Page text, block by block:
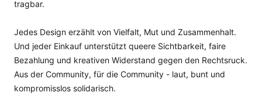
tragbar.
Jedes Design erzählt von Vielfalt, Mut und Zusammenhalt.
Und jeder Einkauf unterstützt queere Sichtbarkeit, faire
Bezahlung und kreativen Widerstand gegen den Rechtsruck.
Aus der Community, für die Community - laut, bunt und
kompromisslos solidarisch.